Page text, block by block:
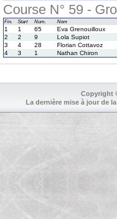
Course N° 59 -
Fin. Start Num. Nom
1 1 65
Eva Grenouilloux
2
2 9
Lola Supiot
3
4 28
Florian Cottavoz
4
3 1 Nathan Chiron
Copyright
La dernière mise à jour de